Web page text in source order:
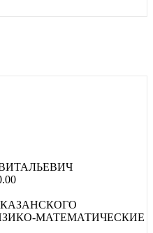
МАТЕМАТИЧЕСКИЕ